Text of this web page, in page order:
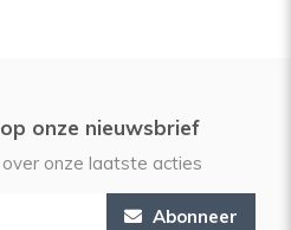
onze nieuwsbrief
onze laatste acties
Abonneer